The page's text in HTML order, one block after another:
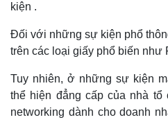
kiện .
Đối với những sự kiện phổ
trên các loại giấy phổ biến như
Tuy nhiên, ở những sự kiện
thể hiện đẳng cấp của nhà tổ
networking dành cho doanh